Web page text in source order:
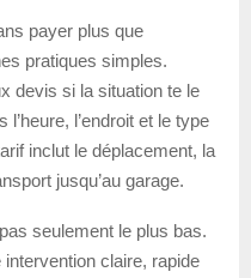
payer plus que
pratiques simples.
devis si la situation te le
l’endroit et le type
inclut le déplacement, la
jusqu’au garage.
seulement le plus bas.
claire, rapide